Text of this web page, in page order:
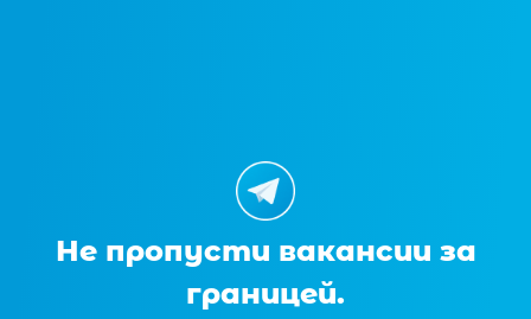
Не пропусти вакансии за
границей.